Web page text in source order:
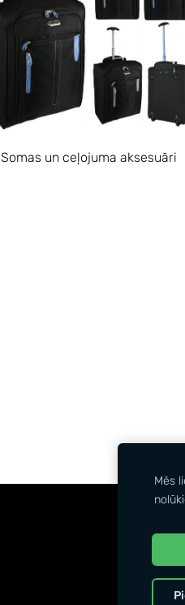
Somas un ceļojuma aksesuāri
Mēs